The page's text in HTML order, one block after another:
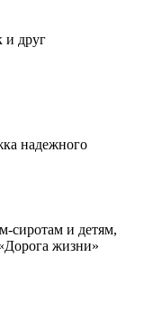
и друг
надежного
сиротам и детям,
жизни»